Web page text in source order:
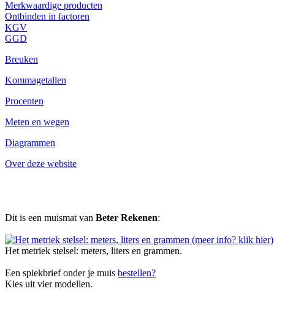
Merkwaardige producten
Ontbinden in factoren
KGV
GGD
Breuken
Kommagetallen
Procenten
Meten en wegen
Diagrammen
Over deze website
Dit is een muismat van Beter Rekenen:
Het metriek stelsel: meters, liters en grammen.
Een spiekbrief onder je muis bestellen?
Kies uit vier modellen.